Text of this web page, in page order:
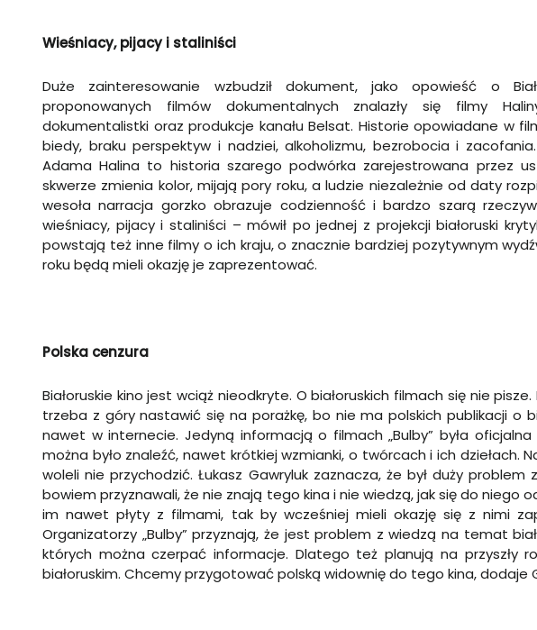
Wieśniacy, pijacy i staliniści
Duże zainteresowanie wzbudził dokument, jako opowieść o
proponowanych filmów dokumentalnych znalazły się filmy
dokumentalistki oraz produkcje kanału Belsat. Historie opowiadane w
biedy, braku perspektyw i nadziei, alkoholizmu, bezrobocia i
Adama Halina to historia szarego podwórka zarejestrowana przez
skwerze zmienia kolor, mijają pory roku, a ludzie niezależnie od daty
wesoła narracja gorzko obrazuje codzienność i bardzo szarą
wieśniacy, pijacy i staliniści – mówił po jednej z projekcji białoruski
powstają też inne filmy o ich kraju, o znacznie bardziej pozytywnym
roku będą mieli okazję je zaprezentować.
Polska cenzura
Białoruskie kino jest wciąż nieodkryte. O białoruskich filmach się nie
trzeba z góry nastawić się na porażkę, bo nie ma polskich publikacji o
nawet w internecie. Jedyną informacją o filmach „Bulby” była
można było znaleźć, nawet krótkiej wzmianki, o twórcach i ich dziełach.
woleli nie przychodzić. Łukasz Gawryluk zaznacza, że był duży
bowiem przyznawali, że nie znają tego kina i nie wiedzą, jak się do niego
im nawet płyty z filmami, tak by wcześniej mieli okazję się z nimi
Organizatorzy „Bulby” przyznają, że jest problem z wiedzą na temat
których można czerpać informacje. Dlatego też planują na przyszły
białoruskim. Chcemy przygotować polską widownię do tego kina, dodaje